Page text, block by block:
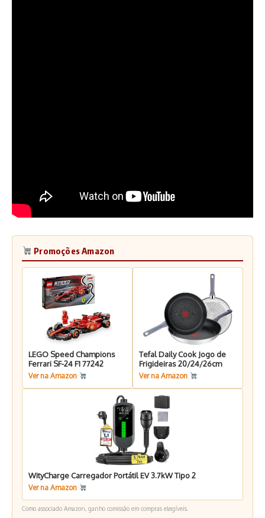
Promoções Amazon
LEGO Speed Champions
Ferrari SF-24 F1 77242
Ver na Amazon
Tefal Daily Cook Jogo de
Frigideiras 20/24/26cm
Ver na Amazon
WityCharge Carregador Portátil EV 3.7kW Tipo 2
Ver na Amazon
Como associado Amazon, ganho comissão em compras elegíveis.